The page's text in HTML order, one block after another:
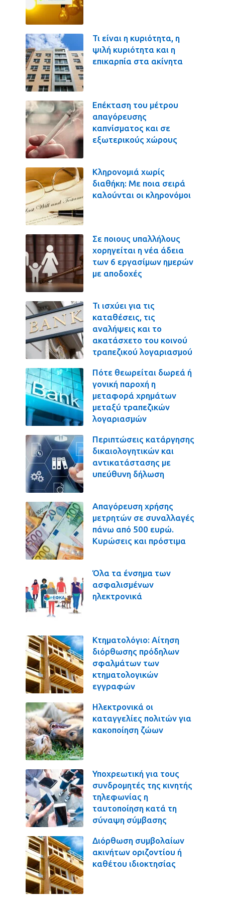
Τι είναι η κυριότητα, η
ψιλή κυριότητα και η
επικαρπία στα ακίνητα
Επέκταση του μέτρου
απαγόρευσης
καπνίσματος και σε
εξωτερικούς χώρους
Κληρονομιά χωρίς
διαθήκη: Με ποια σειρά
καλούνται οι κληρονόμοι
Σε ποιους υπαλλήλους
χορηγείται η νέα άδεια
των 6 εργασίμων ημερών
με αποδοχές
Τι ισχύει για τις
καταθέσεις, τις
αναλήψεις και το
ακατάσχετο του κοινού
τραπεζικού λογαριασμού
Πότε θεωρείται δωρεά ή
γονική παροχή η
μεταφορά χρημάτων
μεταξύ τραπεζικών
λογαριασμών
Περιπτώσεις κατάργησης
δικαιολογητικών και
αντικατάστασης με
υπεύθυνη δήλωση
Απαγόρευση χρήσης
μετρητών σε συναλλαγές
πάνω από 500 ευρώ.
Κυρώσεις και πρόστιμα
Όλα τα ένσημα των
ασφαλισμένων
ηλεκτρονικά
Κτηματολόγιο: Αίτηση
διόρθωσης πρόδηλων
σφαλμάτων των
κτηματολογικών
εγγραφών
Ηλεκτρονικά οι
καταγγελίες πολιτών για
κακοποίηση ζώων
Υποχρεωτική για τους
συνδρομητές της κινητής
τηλεφωνίας η
ταυτοποίηση κατά τη
σύναψη σύμβασης
Διόρθωση συμβολαίων
ακινήτων οριζοντίου ή
καθέτου ιδιοκτησίας